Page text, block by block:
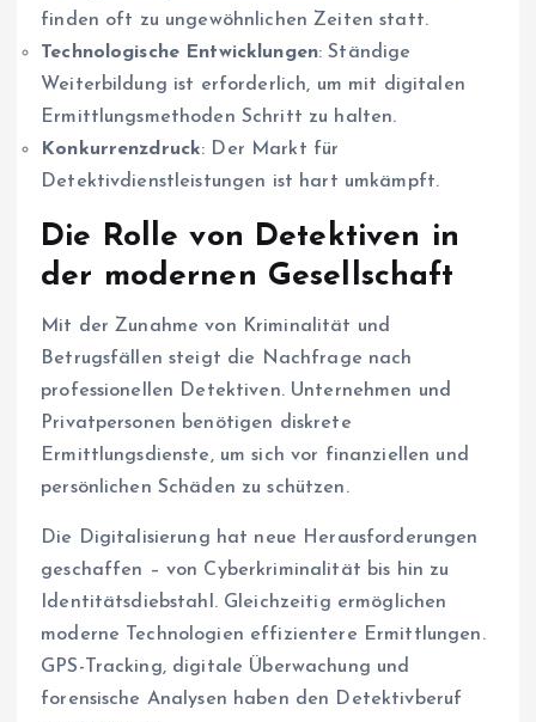
finden oft zu ungewöhnlichen Zeiten statt.
Technologische Entwicklungen: Ständige
Weiterbildung ist erforderlich, um mit digitalen
Ermittlungsmethoden Schritt zu halten.
Konkurrenzdruck: Der Markt für
Detektivdienstleistungen ist hart umkämpft.
Die Rolle von Detektiven in
der modernen Gesellschaft
Mit der Zunahme von Kriminalität und
Betrugsfällen steigt die Nachfrage nach
professionellen Detektiven. Unternehmen und
Privatpersonen benötigen diskrete
Ermittlungsdienste, um sich vor finanziellen und
persönlichen Schäden zu schützen.
Die Digitalisierung hat neue Herausforderungen
geschaffen – von Cyberkriminalität bis hin zu
Identitätsdiebstahl. Gleichzeitig ermöglichen
moderne Technologien effizientere Ermittlungen.
GPS-Tracking, digitale Überwachung und
forensische Analysen haben den Detektivberuf